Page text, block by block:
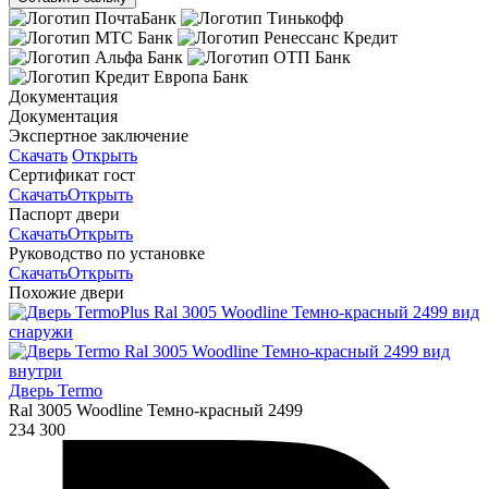
Документация
Документация
Экспертное заключение
Скачать Открыть
Сертификат гост
СкачатьОткрыть
Паспорт двери
СкачатьОткрыть
Руководство по установке
СкачатьОткрыть
Похожие двери
Дверь Termo
Ral 3005 Woodline Темно-красный 2499
234 300